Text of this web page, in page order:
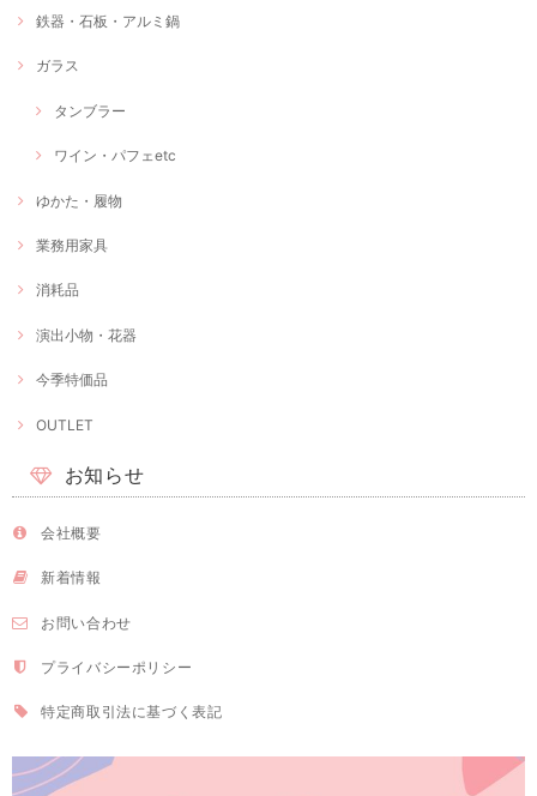
鉄器・石板・アルミ鍋
ガラス
タンブラー
ワイン・パフェetc
ゆかた・履物
業務用家具
消耗品
演出小物・花器
今季特価品
OUTLET
お知らせ
会社概要
新着情報
お問い合わせ
プライバシーポリシー
特定商取引法に基づく表記